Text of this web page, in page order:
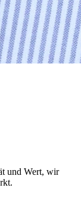
und Wert, wir